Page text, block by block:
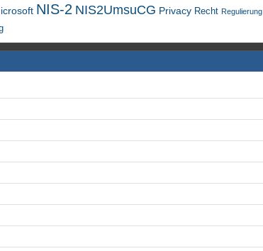
NIS-2 NIS2UmsuCG Privacy Recht Regulierung